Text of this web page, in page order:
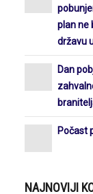
plan ne
državu
Dan
Počast
NAJNOVIJI